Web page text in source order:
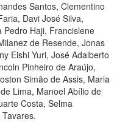
Santos, Clementino
Davi José Silva,
Pedro Haji, Francislene
de Resende, Jonas
Eishi Yuri, José Adalberto
Pinheiro de Araújo,
Simão de Assis, Maria
Lima, Manoel Abílio de
Costa, Selma